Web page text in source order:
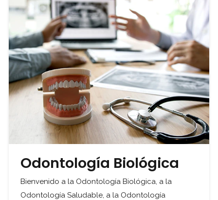
Odontología Biológica
Bienvenido a la Odontología Biológica, a la
Odontología Saludable, a la Odontología